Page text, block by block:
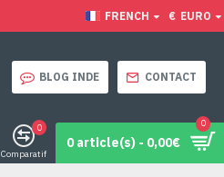
FRENCH € EURO
BLOG INDE CONTACT
Comparatif
0
0 article(s) - 0,00€
0